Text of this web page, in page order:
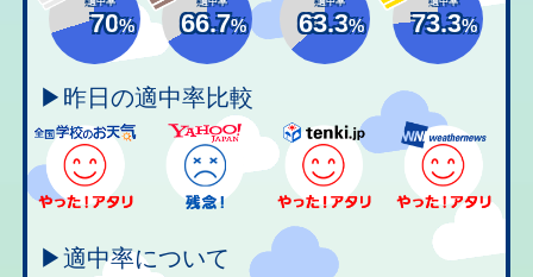
70% 66.7% 63.3% 73.3%
▶昨日の適中率比較
▶適中率について